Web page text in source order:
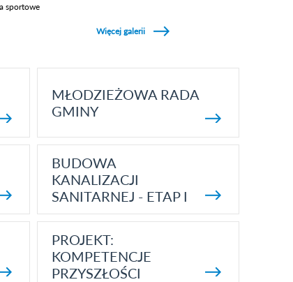
sportowe
Więcej galerii
MŁODZIEŻOWA RADA
GMINY
BUDOWA
KANALIZACJI
SANITARNEJ - ETAP I
PROJEKT:
KOMPETENCJE
PRZYSZŁOŚCI